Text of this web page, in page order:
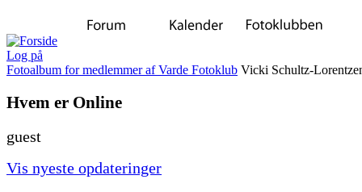
Log på
Fotoalbum for medlemmer af Varde Fotoklub Vicki Schultz-
Hvem er Online
guest
Vis nyeste opdateringer